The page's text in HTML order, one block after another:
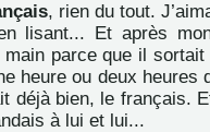
, rien du tout.
lisant... Et après
main parce que il
heure ou deux heures
déjà bien, le français.
à lui et lui...